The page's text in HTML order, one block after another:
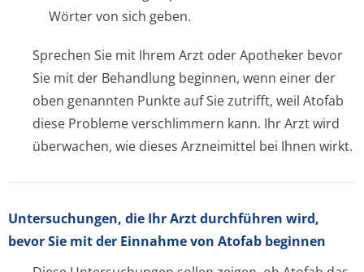
Wörter von sich geben.
Sprechen Sie mit Ihrem Arzt oder Apotheker bevor
Sie mit der Behandlung beginnen, wenn einer der
oben genannten Punkte auf Sie zutrifft, weil Atofab
diese Probleme verschlimmern kann. Ihr Arzt wird
überwachen, wie dieses Arzneimittel bei Ihnen wirkt.
Untersuchungen, die Ihr Arzt durchführen wird,
bevor Sie mit der Einnahme von Atofab beginnen